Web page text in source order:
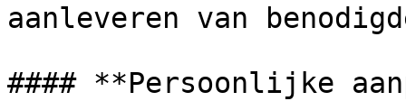
aanleveren van
#### **Persoonlijke